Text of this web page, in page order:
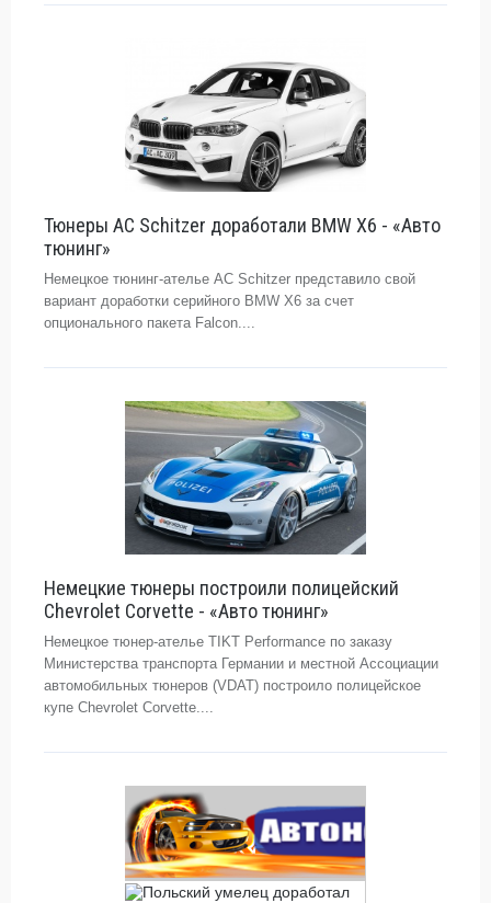
Тюнеры AC Schitzer доработали BMW X6 - «Авто
тюнинг»
Немецкое тюнинг-ателье AC Schitzer представило свой
вариант доработки серийного BMW X6 за счет
опционального пакета Falcon....
Немецкие тюнеры построили полицейский
Chevrolet Corvette - «Авто тюнинг»
Немецкое тюнер-ателье TIKT Performance по заказу
Министерства транспорта Германии и местной Ассоциации
автомобильных тюнеров (VDAT) построило полицейское
купе Chevrolet Corvette....